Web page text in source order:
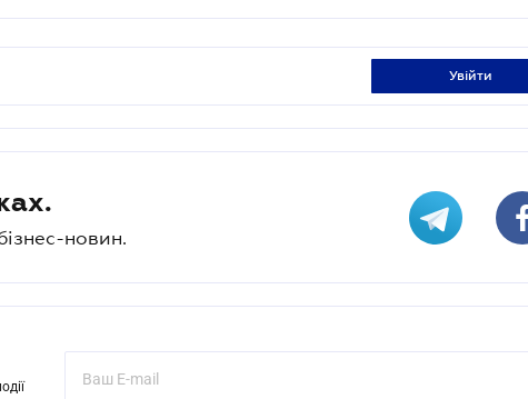
увійти
новин.